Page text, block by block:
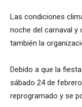
Las condiciones
noche del carnaval y
también la
Debido a que la
sábado 24 de
reprogramado y se